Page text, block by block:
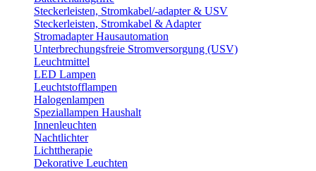
Steckerleisten, Stromkabel/-adapter & USV
Steckerleisten, Stromkabel & Adapter
Stromadapter Hausautomation
Unterbrechungsfreie Stromversorgung (USV)
Leuchtmittel
LED Lampen
Leuchtstofflampen
Halogenlampen
Speziallampen Haushalt
Innenleuchten
Nachtlichter
Lichttherapie
Dekorative Leuchten